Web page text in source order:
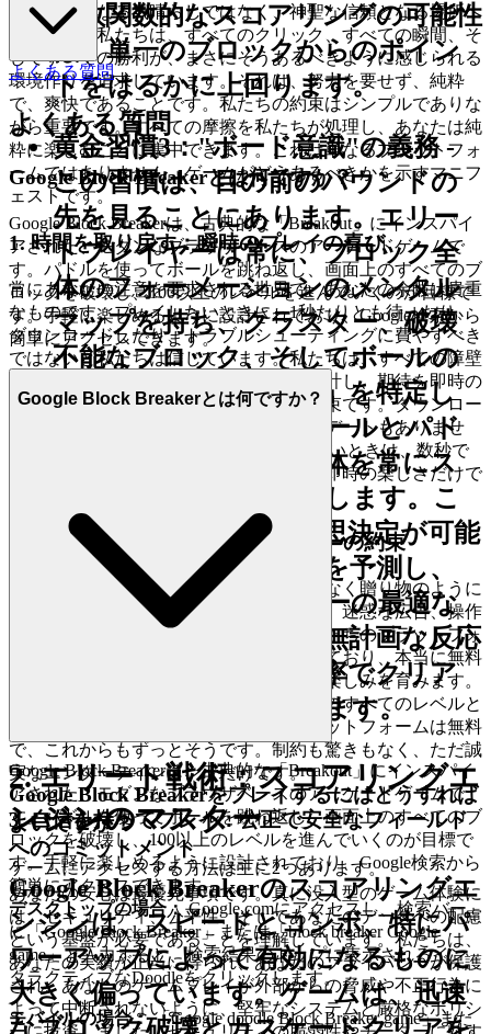
指数関数的なスコアリングの可能性
は、単一のブロックからのポイン
トをはるかに上回ります。
黄金習慣3："ボード意識"の義務-
この習慣は、目の前のバウンドの
先を見ることにあります。エリー
トプレイヤーは常に、ブロック全
体のフォーメーションのメンタル
マップを持ち、クラスター、破壊
不能なブロック、そしてボールの
潜在的な「チャンネル」を特定し
ています。それは、ボールとパド
ルだけでなく、画面全体を常にス
キャンすることを意味します。こ
れにより、積極的な意思決定が可能
になり、ボールの軌道を予測し、
マルチボールやレーザーの最適な
ターゲットを特定し、無計画な反応
ではなく、最大限の効率でクリア
を計画することができます。
2. エリート戦術：スコアリングエ
ンジンのマスター
Google Block Breakerのスコアリングエ
ンジンは、スピードとコンボ、特にパ
ワーアップによって有効になるものに
大きく偏っています。ゲームは、迅速
ゲームが単なる気晴らしではなく、神聖な信頼となる場所へ
ようこそ。私たちは、すべてのクリック、すべての瞬間、そ
してすべての勝利が、まさにそうあるべきように感じられる
環境作りを追求しています。それは、努力を要せず、純粋
で、爽快であることです。私たちの約束はシンプルでありな
がら重要です。すべての摩擦を私たちが処理し、あなたは純
粋に楽しむことに集中できます。これは単なるプラットフォ
ームではありません。ゲームがどうあるべきかを示すマニフ
ェストです。
1. 時間を取り戻す：瞬時のプレイの喜び
常にあなたの注意を要求される世界で、あなたの余暇は貴重
なものです。プレイしたいときに、1秒たりとも待ったり、
ダウンロードしたり、トラブルシューティングに費やすべき
ではないと私たちは信じています。私たちは、すべての障壁
を取り除くためにプラットフォームを設計し、期待を即時の
満足感に変えました。これが私たちの約束です。ダウンロー
ドもインストールも、果てしないアップデートもありませ
をプレイしたいときは、数秒で
ゲームに入れます。摩擦はなく、純粋で即時の楽しさだけで
2. 誠実な楽しさ：ゼロプレッシャーの約束
真のエンターテインメントは、取引ではなく贈り物のように
感じるべきです。私たちは、隠れた費用、迷惑な広告、操作
的な課金ゲームの概念を拒否します。私たちのプラットフォ
ームは透明性と尊敬に基づいて構築されており、本当に無料
のゲーム体験を提供し、信頼感と純粋な楽しみを育みます。
のすべてのレベルと
戦略に深く没頭できます。私たちのプラットフォームは無料
で、これからもずっとそうです。制約も驚きもなく、ただ誠
実なエンターテインメントだけです。
3. 自信を持ってプレイ：公正で安全なフィールド
へのコミットメント
あなたの安心は最優先事項です。真に没入型のゲーム体験に
は、セキュリティ、公平性、そしてあなたのデータへの配慮
という基盤が必要であることを理解しています。私たちは、
あなたの実績が正当に得られ、あなたのプライバシーが保護
され、あなたのゲームプレイが外部からの脅威や不正行為に
よって中断されないように、堅牢なシステムと厳格なポリシ
よくある質問
よくある質問
Google Block Breakerとは何ですか？
Google Block Breakerは、古典的な「Breakout」にインスパイ
アされた、モダンなブラウザベースのアーケードゲームで
す。パドルを使ってボールを跳ね返し、画面上のすべてのブ
ロックを破壊し、100以上のレベルを進んでいくのが目標で
す。手軽に楽しめるように設計されており、Google検索から
簡単にアクセスできます。
Google Block Breakerとは何ですか？
Google Block Breakerは、古典的な「Breakout」にインスパイ
アされた、モダンなブラウザベースのアーケードゲームで
す。パドルを使ってボールを跳ね返し、画面上のすべてのブ
ロックを破壊し、100以上のレベルを進んでいくのが目標で
す。手軽に楽しめるように設計されており、Google検索から
簡単にアクセスできます。
Google Block Breakerをプレイするにはどうすれば
よいですか？
ゲームにアクセスする方法は主に2つあります。
デスクトップの場合： Google.comにアクセスし、検索バー
に「Google Block Breaker」または「block breaker Google
game」と入力すると、検索結果のトップに表示されるイン
タラクティブなDoodleをクリックします。
モバイルの場合：「Google doodle Block Breaker game」また